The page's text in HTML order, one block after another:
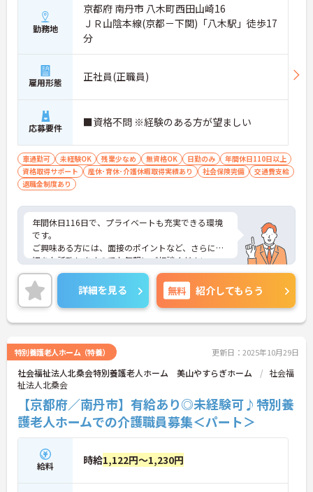
勤務地
京都府 南丹市 八木町西田山崎16
ＪＲ山陰本線(京都－下関)「八木駅」徒歩17
分
雇用形態 正社員(正職員)
応募要件 ■資格不問 ※経験のある方が望ましい
車通勤可 未経験OK 残業少なめ 無資格OK 日勤のみ
年間休日110日以上
資格取得サポート
産休･育休･介護休暇取得実績あり 社会保険完備
交通費支給
退職金制度あり
年間休日116日で、プライベートも充実できる環境
です。
ご興味ある方には、面接のポイントなど、さらに詳
細をお話致しますのでお気軽にご相談ください。
詳細を見る 無料 紹介してもらう
特別養護老人ホーム（特養） 更新日：2025年10月29日
社会福祉法人北桑会特別養護老人ホーム 美山やすらぎホーム
社会福
祉法人北桑会
【京都府／南丹市】有給あり◎未経験可♪特別養
護老人ホームでの介護職員募集＜パート＞
給料 時給1,122円～1,230円